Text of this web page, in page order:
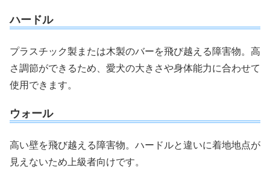
ハードル
プラスチック製または木製のバーを飛び越える障害物。高
さ調節ができるため、愛犬の大きさや身体能力に合わせて
使用できます。
ウォール
高い壁を飛び越える障害物。ハードルと違いに着地地点が
見えないため上級者向けです。